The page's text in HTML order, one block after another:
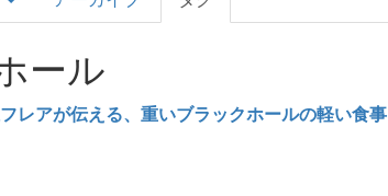
ール
レアが伝える、重いブラックホールの軽い食事